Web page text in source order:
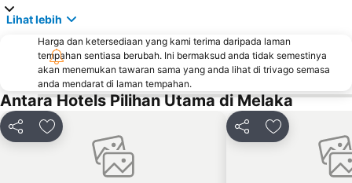
Lihat lebih
Harga dan ketersediaan yang kami terima daripada laman
tempahan sentiasa berubah. Ini bermaksud anda tidak semestinya
akan menemukan tawaran sama yang anda lihat di trivago semasa
anda mendarat di laman tempahan.
Antara Hotels Pilihan Utama di Melaka
Kongsi Tambah ke favorit Kongsi Tambah ke